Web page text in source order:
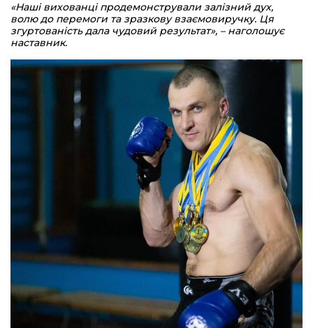
«Наші вихованці продемонстрували залізний дух,
волю до перемоги та зразкову взаємовиручку. Ця
згуртованість дала чудовий результат», – наголошує
наставник.